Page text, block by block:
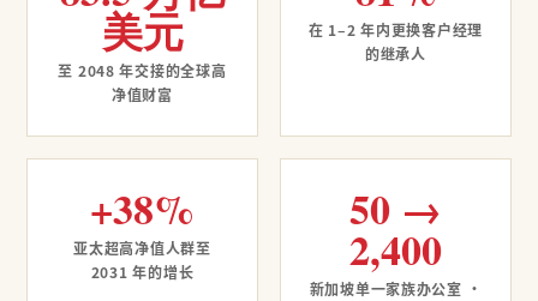
美元
至 2048 年交接的全球高
净值财富
在 1–2 年内更换客户经理
的继承人
+38%
亚太超高净值人群至
2031 年的增长
50 →
2,400
新加坡单一家族办公室 ·